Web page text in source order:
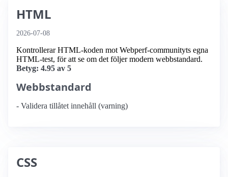
HTML
2026-07-08
Kontrollerar HTML-koden mot Webperf-communityts egna
HTML-test, för att se om det följer modern webbstandard.
Betyg: 4.95 av 5
Webbstandard
- Validera tillåtet innehåll (varning)
CSS